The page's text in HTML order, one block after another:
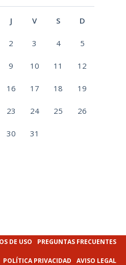
J V S D
2 3 4 5
9 10 11 12
16 17 18 19
23 24 25 26
30 31
DE USO PREGUNTAS FRECUENTES
POLÍTICA PRIVACIDAD AVISO LEGAL